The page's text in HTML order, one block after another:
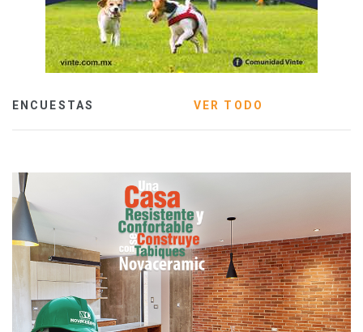
ENCUESTAS VER TODO